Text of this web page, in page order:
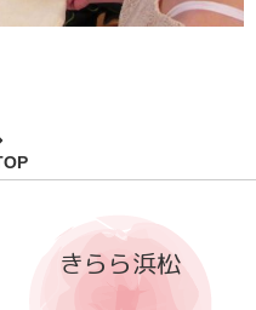
きらら浜松